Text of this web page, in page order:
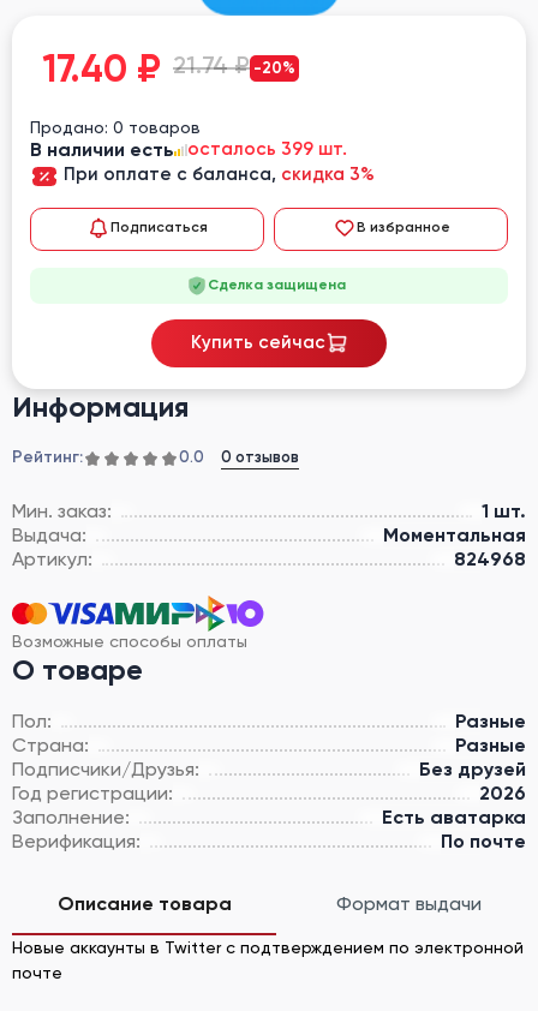
Информация
Рейтинг: 0.0 0 отзывов
Мин. заказ:
1 шт.
Выдача:
Моментальная
Артикул:
824968
Возможные способы оплаты
О товаре
Пол:
Разные
Страна:
Разные
Подписчики/Друзья:
Без друзей
Год регистрации:
2026
Заполнение:
Есть аватарка
Верификация:
По почте
17.40 ₽ 21.74 ₽ -20%
Продано: 0 товаров
В наличии есть
осталось 399 шт.
При оплате с баланса, скидка 3%
Подписаться В избранное
Сделка защищена
Купить сейчас
Описание товара Формат выдачи
Новые аккаунты в Twitter с подтверждением по электронной
почте